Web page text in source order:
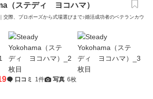
（ステディ ヨコハマ）
交際、プロポーズから式場選びまで♪婚活成功者のベテランカウ
口コミ 1件 写真 6枚